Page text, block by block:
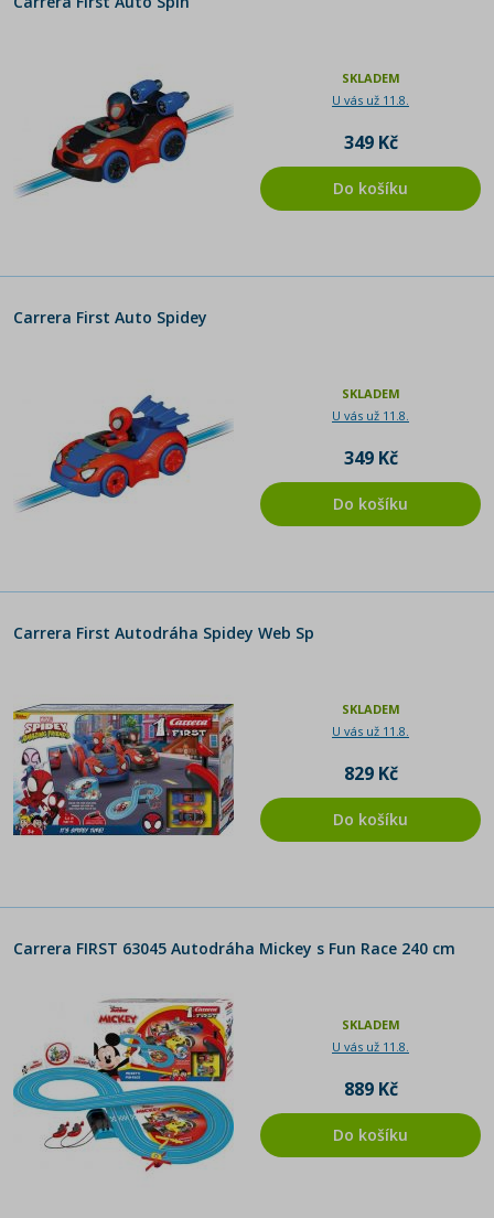
SKLADEM
U vás už 11.8.
349 Kč
Do košíku
Carrera First Auto Spidey
SKLADEM
U vás už 11.8.
349 Kč
Do košíku
Carrera First Autodráha Spidey Web Sp
SKLADEM
U vás už 11.8.
829 Kč
Do košíku
Carrera FIRST 63045 Autodráha Mickey s Fun Race 240 cm
SKLADEM
U vás už 11.8.
889 Kč
Do košíku